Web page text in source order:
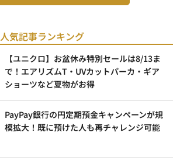
人気記事ランキング
【ユニクロ】お盆休み特別セールは8/13ま
で！エアリズムT・UVカットパーカ・ギア
ショーツなど夏物がお得
PayPay銀行の円定期預金キャンペーンが規
模拡大！既に預けた人も再チャレンジ可能